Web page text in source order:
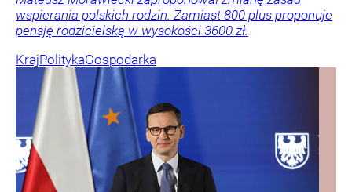
wspierania polskich rodzin. Zamiast 800 plus proponuje
pensję rodzicielską w wysokości 3600 zł.
KrajPolitykaGospodarka